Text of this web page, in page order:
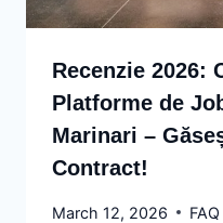
Recenzie 2026:
Platforme de
Marinari –
Contract!
March 12, 2026 FAQ